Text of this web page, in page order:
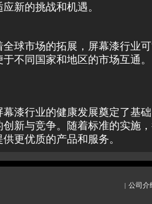
新的挑战和机遇。
全球市场的拓展，屏幕漆行业
不同国家和地区的市场互通。
幕漆行业的健康发展奠定了基
新与竞争。随着标准的实施
更优质的产品和服务。
| 公司介